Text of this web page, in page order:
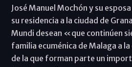
José Manuel Mochón y su
su residencia a la ciudad de
Mundi desean «que continúen
familia ecuménica de Malaga a
de la que forman parte un